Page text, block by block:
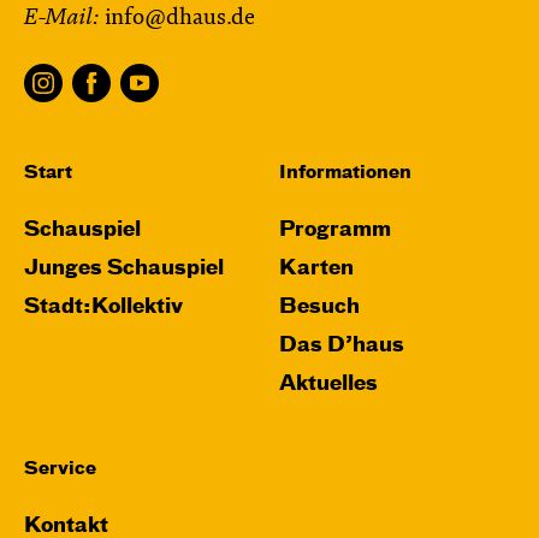
E-Mail: info@dhaus.de
Start
Schauspiel
Junges Schauspiel
Stadt:Kollektiv
Informationen
Programm
Karten
Besuch
Das D’haus
Aktuelles
Service
Kontakt